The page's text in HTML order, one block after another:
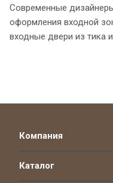
Современные
оформления входной
входные двери из тика
Компания
Каталог